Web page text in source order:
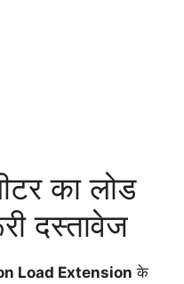
का लोड
दस्तावेज
Load Extension के